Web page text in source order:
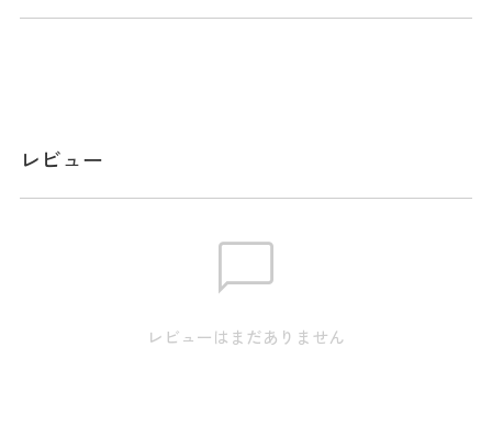
ニカムメッシュ/ベア天竺 レイヤードツインセット。
冷感性が特徴のクールファインを採用。
半袖ポロシャツは、ベタつきにくく快適な着心地を体感でき
1日の中で変化し続ける体温や気温に対応しながら、快適な着
ゴルフに、トレーニングに、様々なシーンで活用できる万能
レビュー
レビューはまだありません